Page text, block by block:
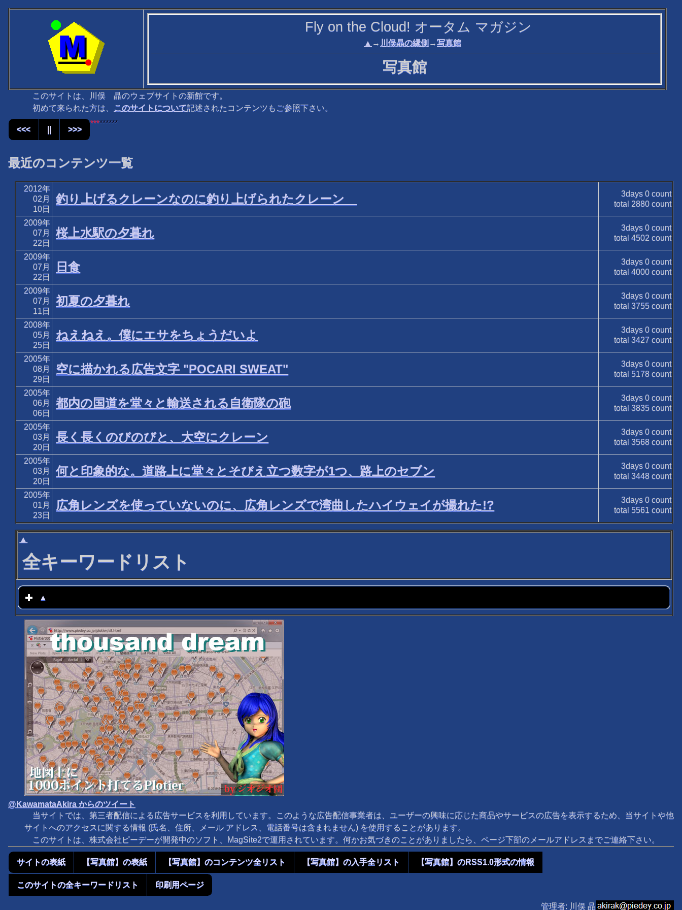
Fly on the Cloud! オータム マガジン
▲ → 川俣晶の縁側 →写真館
写真館
このサイトは、川俣 晶のウェブサイトの新館です。
初めて来られた方は、
このサイトについて記述されたコンテンツもご参照下さい。
<<< || >>>
*********
最近のコンテンツ一覧
2012年
02月
10日
釣り上げるクレーンなのに釣り上げられたクレーン 3days 0count
total 2880count
2009年
07月
22日
桜上水駅の夕暮れ 3days 0count
total 4502 count
2009年
07月
22日
日食 3days 0count
total 4000count
2009年
07月
11日
初夏の夕暮れ 3days 0count
total 3755count
2008年
05月
25日
ねえねえ。僕にエサをちょうだいよ 3days 0count
total 3427 count
2005年
08月
29日
空に描かれる広告文字 "POCARI SWEAT" 3days 0count
total 5178count
2005年
06月
06日
都内の国道を堂々と輸送される自衛隊の砲 3days 0count
total 3835count
2005年
03月
20日
長く長くのびのびと、大空にクレーン 3days 0count
total 3568count
2005年
03月
20日
何と印象的な。道路上に堂々とそびえ立つ数字が1つ、路上のセブン 3days 0count
total 3448count
2005年
01月
23日
広角レンズを使っていないのに、広角レンズで湾曲したハイウェイが撮れた!? 3days 0count
total 5561 count
▲
全キーワードリスト
▲
@KawamataAkira からのツイート
当サイトでは、第三者配信による広告サービスを利用しています。このような広告配信事業者は、ユーザーの興味に応じた商品やサービスの広告を表示するため、当サイトや他
サイトへのアクセスに関する情報 (氏名、住所、メール アドレス、電話番号は含まれません) を使用することがあります。
このサイトは、株式会社ピーデーが開発中のソフト、MagSite2で運用されています。何かお気づきのことがありましたら、ページ下部のメールアドレスまでご連絡下さい。
サイトの表紙 【写真館】の表紙 【写真館】のコンテンツ全リスト 【写真館】の入手全リスト 【写真館】のRSS1.0形式の情報
このサイトの全キーワードリスト 印刷用ページ
管理者: 川俣 晶